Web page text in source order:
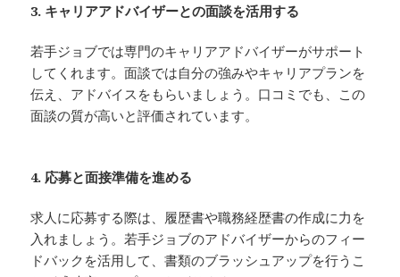
3. キャリアアドバイザーとの面談を活用する
若手ジョブでは専門のキャリアアドバイザーがサポート
してくれます。面談では自分の強みやキャリアプランを
伝え、アドバイスをもらいましょう。口コミでも、この
面談の質が高いと評価されています。
4. 応募と面接準備を進める
求人に応募する際は、履歴書や職務経歴書の作成に力を
入れましょう。若手ジョブのアドバイザーからのフィー
ドバックを活用して、書類のブラッシュアップを行うこ